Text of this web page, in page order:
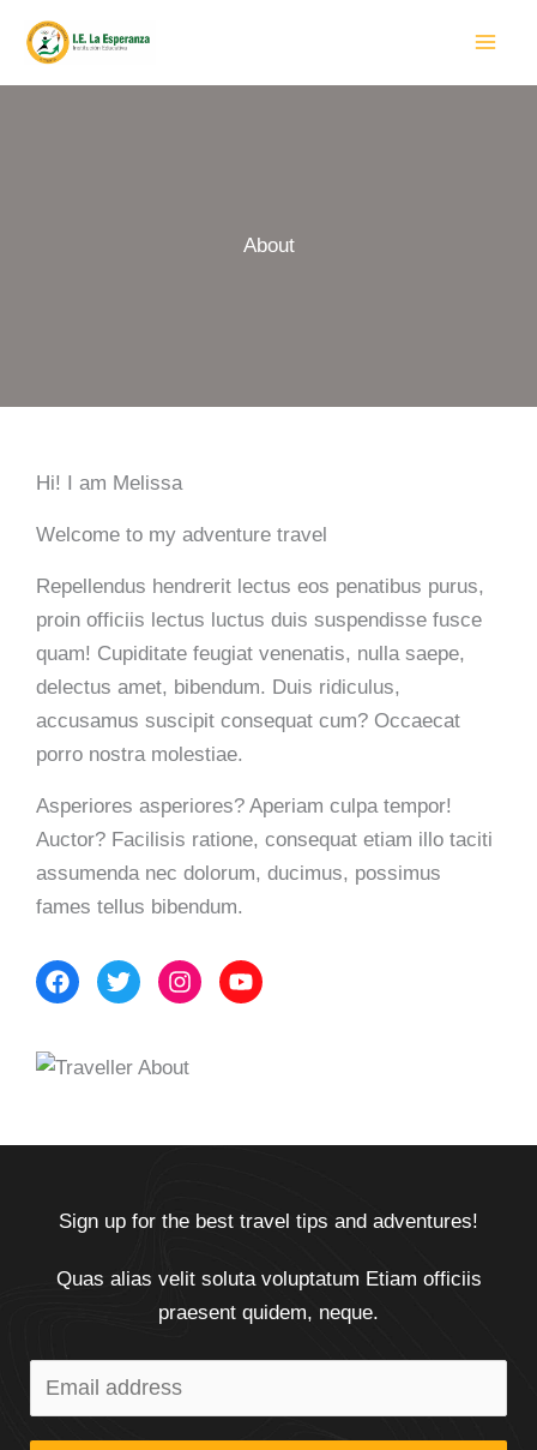
contenido
About
Hi! I am Melissa
Welcome to my adventure travel
Repellendus hendrerit lectus eos penatibus purus,
proin officiis lectus luctus duis suspendisse fusce
quam! Cupiditate feugiat venenatis, nulla saepe,
delectus amet, bibendum. Duis ridiculus,
accusamus suscipit consequat cum? Occaecat
porro nostra molestiae.
Asperiores asperiores? Aperiam culpa tempor!
Auctor? Facilisis ratione, consequat etiam illo taciti
assumenda nec dolorum, ducimus, possimus
fames tellus bibendum.
Sign up for the best travel tips and adventures!
Quas alias velit soluta voluptatum Etiam officiis
praesent quidem, neque.